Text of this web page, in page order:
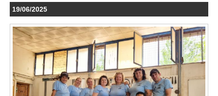
19/06/2025